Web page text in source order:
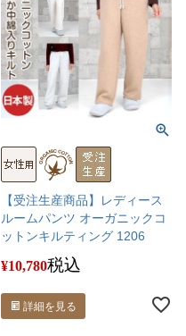
【受注生産商品】レディース
ルームパンツ オーガニックコ
ットンキルティング 1206
¥10,780税込
詳細を見る